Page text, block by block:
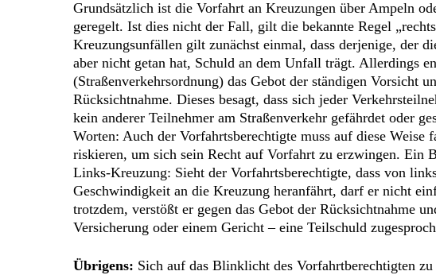
Grundsätzlich ist die Vorfahrt an Kreuzungen über Ampeln
geregelt. Ist dies nicht der Fall, gilt die bekannte Regel
Kreuzungsunfällen gilt zunächst einmal, dass derjenige, der
aber nicht getan hat, Schuld an dem Unfall trägt. Allerdings
(Straßenverkehrsordnung) das Gebot der ständigen Vorsicht
Rücksichtnahme. Dieses besagt, dass sich jeder
kein anderer Teilnehmer am Straßenverkehr gefährdet oder
Worten: Auch der Vorfahrtsberechtigte muss auf diese Weise
riskieren, um sich sein Recht auf Vorfahrt zu erzwingen. Ein
Links-Kreuzung: Sieht der Vorfahrtsberechtigte, dass von
Geschwindigkeit an die Kreuzung heranfährt, darf er nicht
trotzdem, verstößt er gegen das Gebot der Rücksichtnahme
Versicherung oder einem Gericht – eine Teilschuld
Übrigens: Sich auf das Blinklicht des Vorfahrtberechtigten